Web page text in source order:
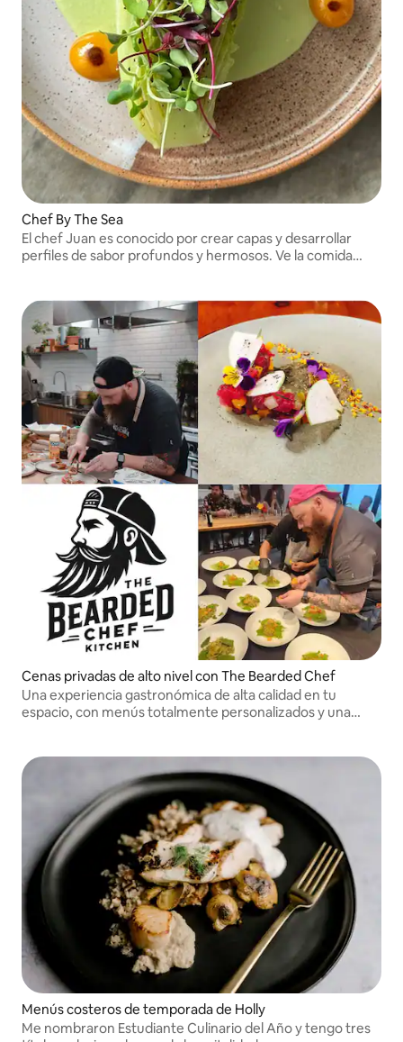
Chef By The Sea
El chef Juan es conocido por crear capas y desarrollar
perfiles de sabor profundos y hermosos. Ve la comida
Cenas privadas de alto nivel con The Bearded Chef
Una experiencia gastronómica de alta calidad en tu
espacio, con menús totalmente personalizados y una
Menús costeros de temporada de Holly
Me nombraron Estudiante Culinario del Año y tengo tres